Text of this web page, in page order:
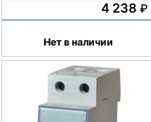
4 238 ₽
Нет в наличии